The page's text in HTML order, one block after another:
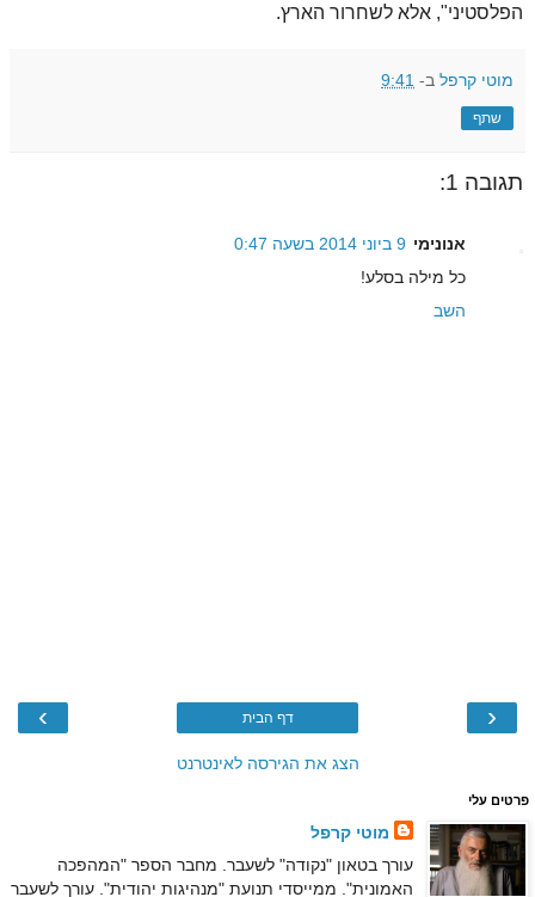
הפלסטיני", אלא לשחרור הארץ.
מוטי קרפל ב- 9:41
שתף
תגובה 1:
אנונימי 9 ביוני 2014 בשעה 0:47
כל מילה בסלע!
השב
‹
› דף הבית
הצג את הגירסה לאינטרנט
פרטים עלי
מוטי קרפל
עורך בטאון "נקודה" לשעבר. מחבר הספר "המהפכה
האמונית". ממייסדי תנועת "מנהיגות יהודית". עורך לשעבר